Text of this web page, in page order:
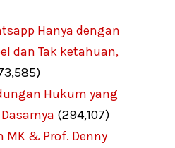
Hanya dengan
dan Tak ketahuan,
Hukum yang
(294,107)
MK & Prof. Denny